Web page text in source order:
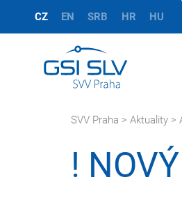
CZ EN SRB HR HU
SVV Praha > Aktuality >
!